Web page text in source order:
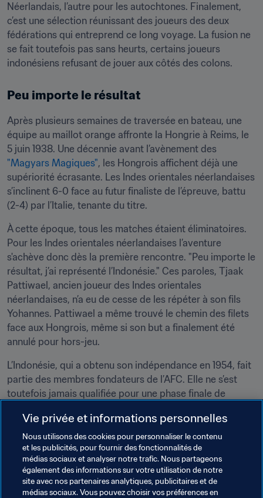
Néerlandais, l’autre pour les autochtones. Finalement,
c’est une sélection réunissant des joueurs des deux
fédérations qui entreprend ce long voyage. La fusion ne
se fait toutefois pas sans heurts, certains joueurs
indonésiens refusant de jouer aux côtés des colons.
Peu importe le résultat
Après plusieurs semaines de traversée en bateau, une
équipe au maillot orange affronte la Hongrie à Reims, le
"Magyars Magiques", les Hongrois affichent déjà une
supériorité écrasante. Les Indes orientales néerlandaises
s’inclinent 6-0 face au futur finaliste de l’épreuve, battu
(2-4) par l’Italie, tenante du titre.
À cette époque, tous les matches étaient éliminatoires.
Pour les Indes orientales néerlandaises l’aventure
s'achève donc dès la première rencontre. "Peu importe le
résultat, j’ai représenté l’Indonésie." Ces paroles, Tjaak
Pattiwael, ancien joueur des Indes orientales
néerlandaises, n’a eu de cesse de les répéter à son fils
Yohannes. Pattiwael a même trouvé le chemin des filets
face aux Hongrois, même si son but a finalement été
annulé pour hors-jeu.
L’Indonésie, qui a obtenu son indépendance en 1954, fait
partie des membres fondateurs de l’AFC. Elle ne s’est
toutefois jamais qualifiée pour une phase finale de
Indonésiens ont chuté face à la République de Corée en
demi-finale des qualifications asiatiques. Actuellement,
l’équipe court toujours après ses premiers points dans le
Groupe G des préliminaires de Qatar 2022, dont elle
occupe la dernière place.
Vie privée et informations personnelles
Nous utilisons des cookies pour personnaliser le contenu
et les publicités, pour fournir des fonctionnalités de
médias sociaux et analyser notre trafic. Nous partageons
également des informations sur votre utilisation de notre
site avec nos partenaires analytiques, publicitaires et de
médias sociaux. Vous pouvez choisir vos préférences en